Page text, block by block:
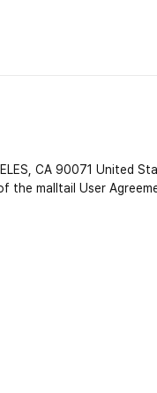
CA 90071 United
malltail User